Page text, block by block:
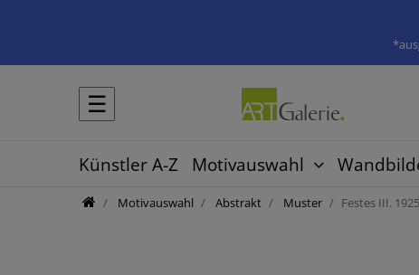
☰
Künstler A-Z Motivauswahl
Motivauswahl Abstrakt Muster Festes III. 1925